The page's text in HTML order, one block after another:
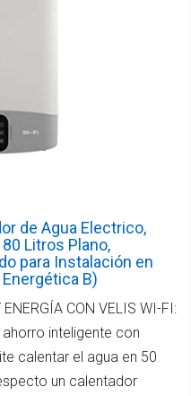
de Agua Electrico,
Litros Plano,
para Instalación en
B)
ENERGÍA CON VELIS WI-FI:
inteligente con
calentar el agua en 50
un calentador